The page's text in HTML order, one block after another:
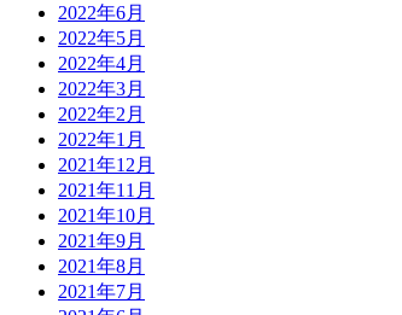
2022年6月
2022年5月
2022年4月
2022年3月
2022年2月
2022年1月
2021年12月
2021年11月
2021年10月
2021年9月
2021年8月
2021年7月